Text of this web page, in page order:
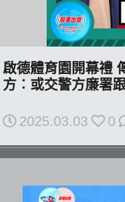
明
©
2018
Majority
HK.
rights
啟德體育園開幕禮
方︰或交警方廉署
2025.03.03 0